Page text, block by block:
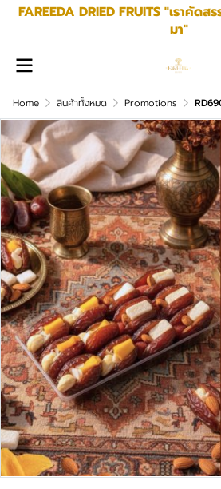
FAREEDA DRIED FRUITS "เราคั
มา"
Home สินค้าทั้งหมด Promotions